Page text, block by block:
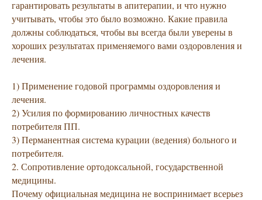
гарантировать результаты в апитерапии, и что нужно
учитывать, чтобы это было возможно. Какие правила
должны соблюдаться, чтобы вы всегда были уверены в
хороших результатах применяемого вами оздоровления и
лечения.
1) Применение годовой программы оздоровления и
лечения.
2) Усилия по формированию личностных качеств
потребителя ПП.
3) Перманентная система курации (ведения) больного и
потребителя.
2. Сопротивление ортодоксальной, государственной
медицины.
Почему официальная медицина не воспринимает всерьез